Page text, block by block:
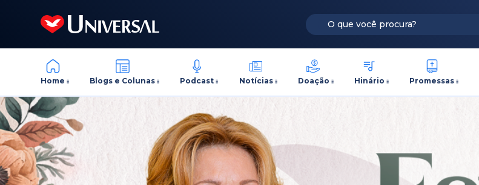
Home Blogs e Colunas Podcast Notícias Doação Hinário Promessas